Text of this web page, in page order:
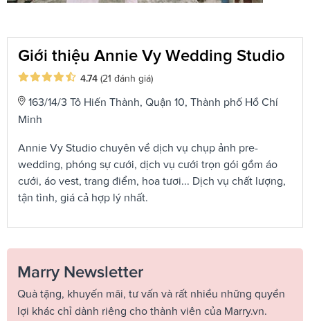
Giới thiệu Annie Vy Wedding Studio
4.74 (21 đánh giá)
163/14/3 Tô Hiến Thành, Quận 10, Thành phố Hồ Chí
Minh
Annie Vy Studio chuyên về dịch vụ chụp ảnh pre-
wedding, phóng sự cưới, dịch vụ cưới trọn gói gồm áo
cưới, áo vest, trang điểm, hoa tươi... Dịch vụ chất lượng,
tận tình, giá cả hợp lý nhất.
Marry Newsletter
Quà tặng, khuyến mãi, tư vấn và rất nhiều những quyền
lợi khác chỉ dành riêng cho thành viên của Marry.vn.